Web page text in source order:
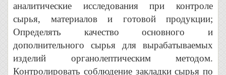
аналитические исследования при контроле
сырья, материалов и готовой продукции;
Определять качество основного и
дополнительного сырья для вырабатываемых
изделий органолептическим методом.
Контролировать соблюдение закладки сырья по